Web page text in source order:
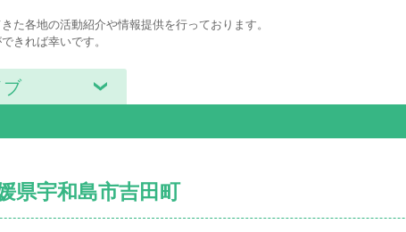
た各地の活動紹介や情報提供を行っております。
きれば幸いです。
宇和島市吉田町